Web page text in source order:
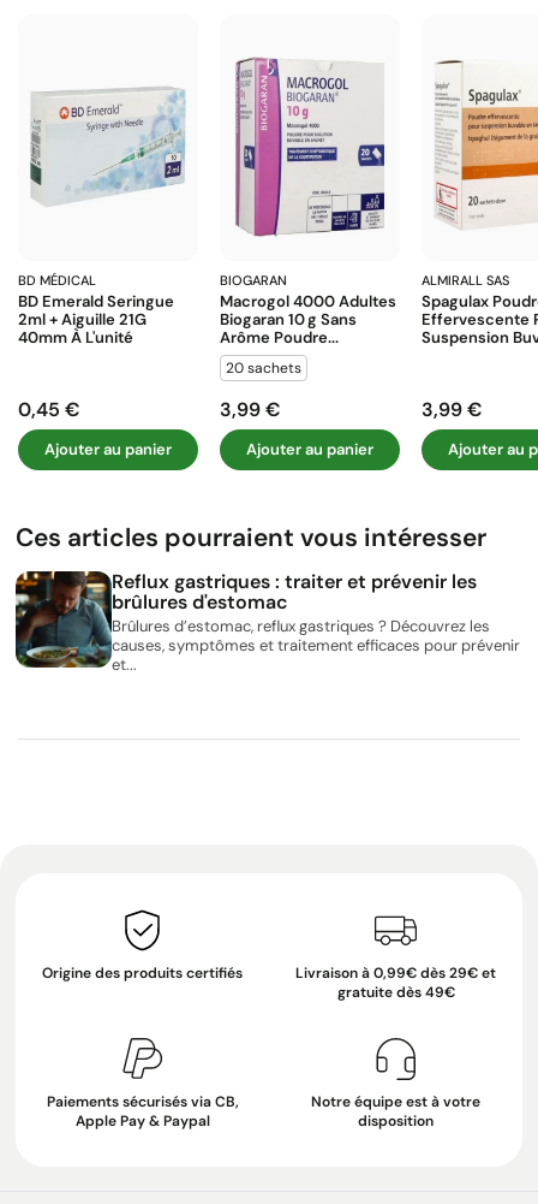
BD MÉDICAL
BD Emerald Seringue
2ml + Aiguille 21G
40mm À L'unité
Prix
0,45 €
Ajouter au panier
BIOGARAN
Macrogol 4000 Adultes
Biogaran 10 G Sans
Arôme Poudre...
20 sachets
Prix
3,99 €
Ajouter au panier
ALMIRALL SAS
Spagulax
Effervescente
Suspension
Prix
3,99 €
Ajouter au
Ces articles pourraient vous intéresser
Reflux gastriques : traiter et prévenir les
brûlures d'estomac
Brûlures d’estomac, reflux gastriques ? Découvrez les
causes, symptômes et traitement efficaces pour prévenir
et...
Origine des produits certifiés
Livraison à 0,99€ dès 29€ et
gratuite dès 49€
Paiements sécurisés via CB,
Apple Pay & Paypal
Notre équipe est à votre
disposition